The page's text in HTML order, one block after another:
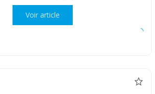
Voir article